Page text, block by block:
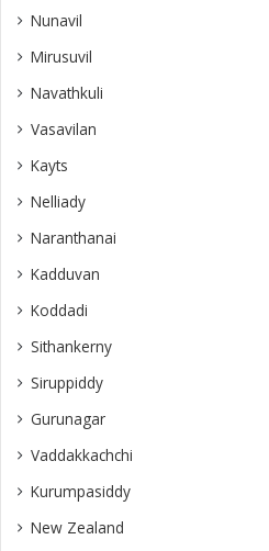
Nunavil
Mirusuvil
Navathkuli
Vasavilan
Kayts
Nelliady
Naranthanai
Kadduvan
Koddadi
Sithankerny
Siruppiddy
Gurunagar
Vaddakkachchi
Kurumpasiddy
New Zealand